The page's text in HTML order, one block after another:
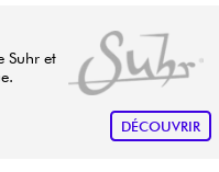
Suhr et
DÉCOUVRIR